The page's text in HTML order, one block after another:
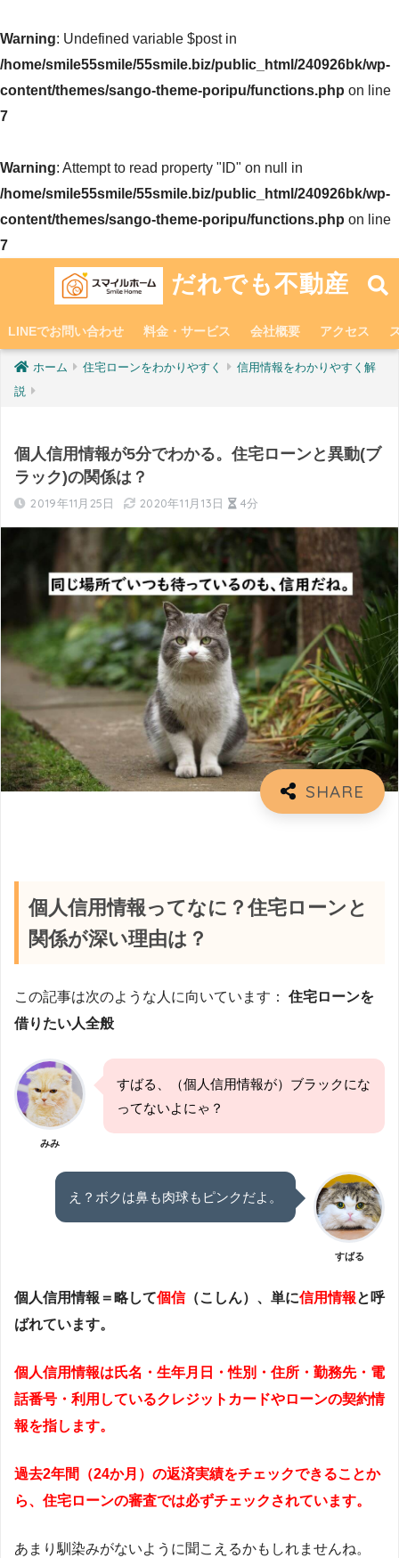
Warning: Undefined variable $post in
/home/smile55smile/55smile.biz/public_html/240926bk/wp-
content/themes/sango-theme-poripu/functions.php on line
7
Warning: Attempt to read property "ID" on null in
/home/smile55smile/55smile.biz/public_html/240926bk/wp-
content/themes/sango-theme-poripu/functions.php on line
7
だれでも不動産
LINEでお問い合わせ 料金・サービス 会社概要 アクセス
ホーム 住宅ローンをわかりやすく
信用情報をわかりやすく解
説
個人信用情報が5分でわかる。住宅ローンと異動(ブ
ラック)の関係は？
2019年11月25日 2020年11月13日 4分
個人信用情報ってなに？住宅ローンと
関係が深い理由は？
この記事は次のような人に向いています：
住宅ローンを
借りたい人全般
みみ
すばる、（個人信用情報が）ブラックにな
ってないよにゃ？
え？ボクは鼻も肉球もピンクだよ。
すばる
個人信用情報＝略して個信（こしん）、単に信用情報と呼
ばれています。
個人信用情報は氏名・生年月日・性別・住所・勤務先・電
話番号・利用しているクレジットカードやローンの契約情
報を指します。
過去2年間（24か月）の返済実績をチェックできることか
ら、住宅ローンの審査では必ずチェックされています。
あまり馴染みがないように聞こえるかもしれませんね。